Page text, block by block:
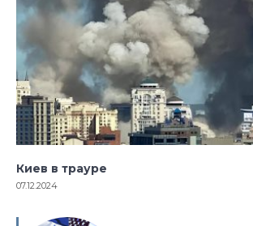
Киев в трауре
07.12.2024